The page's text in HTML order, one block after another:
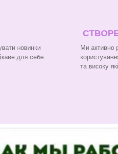
новинки
для себе.
Ми активно
та високу